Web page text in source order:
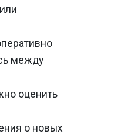
между
оценить
о новых